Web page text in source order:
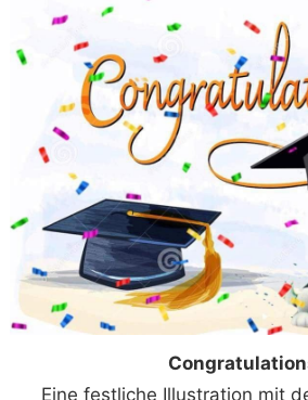
Eine festliche Illustration mit